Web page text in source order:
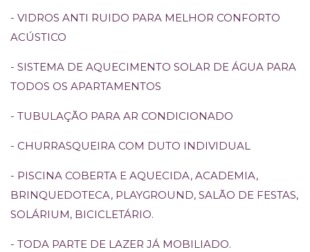
- VIDROS ANTI RUIDO PARA MELHOR CONFORTO
ACÚSTICO
- SISTEMA DE AQUECIMENTO SOLAR DE ÁGUA PARA
TODOS OS APARTAMENTOS
- TUBULAÇÃO PARA AR CONDICIONADO
- CHURRASQUEIRA COM DUTO INDIVIDUAL
- PISCINA COBERTA E AQUECIDA, ACADEMIA,
BRINQUEDOTECA, PLAYGROUND, SALÃO DE FESTAS,
SOLÁRIUM, BICICLETÁRIO.
- TODA PARTE DE LAZER JÁ MOBILIADO.